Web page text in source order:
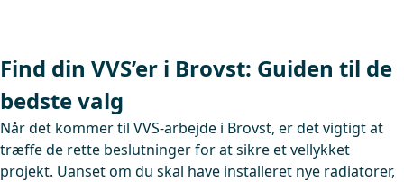
Find din VVS’er i Brovst: Guiden til de
bedste valg
Når det kommer til VVS-arbejde i Brovst, er det vigtigt at
træffe de rette beslutninger for at sikre et vellykket
projekt. Uanset om du skal have installeret nye radiatorer,